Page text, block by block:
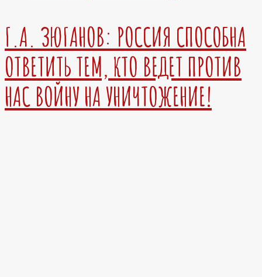
Г.А. ЗЮГАНОВ: РОССИЯ СПОСОБНА
ОТВЕТИТЬ ТЕМ, КТО ВЕДЕТ ПРОТИВ
НАС ВОЙНУ НА УНИЧТОЖЕНИЕ!